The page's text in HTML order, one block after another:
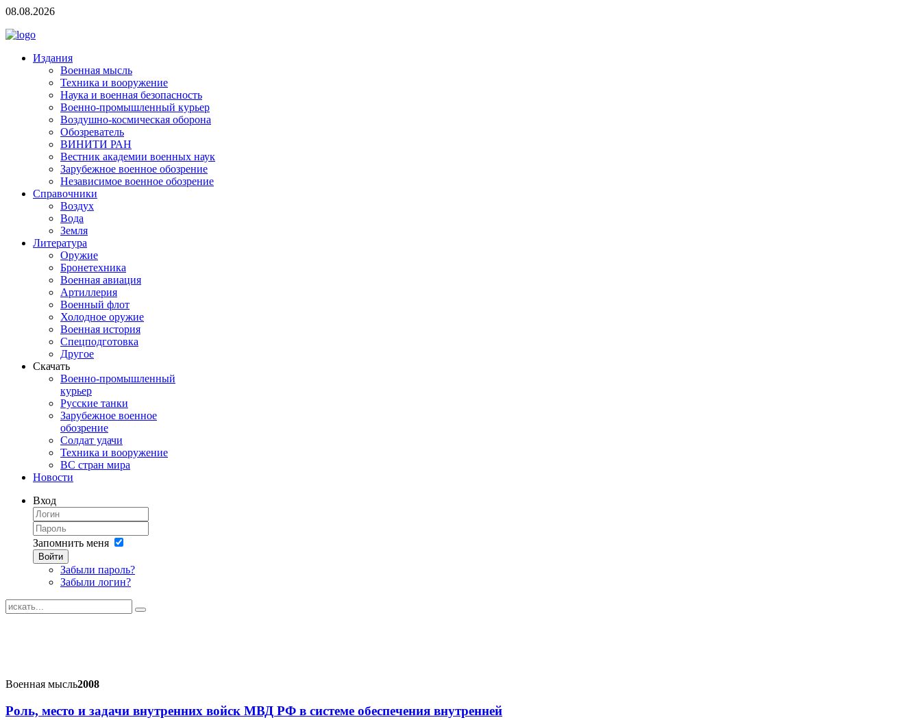
08.08.2026
Издания
Военная мысль
Техника и вооружение
Наука и военная безопасность
Военно-промышленный курьер
Воздушно-космическая оборона
Обозреватель
ВИНИТИ РАН
Вестник академии военных наук
Зарубежное военное обозрение
Независимое военное обозрение
Справочники
Воздух
Вода
Земля
Литература
Оружие
Бронетехника
Военная авиация
Артиллерия
Военный флот
Холодное оружие
Военная история
Спецподготовка
Другое
Скачать
Военно-промышленный
курьер
Русские танки
Зарубежное военное
обозрение
Солдат удачи
Техника и вооружение
ВС стран мира
Новости
Вход
Запомнить меня
Войти
Забыли пароль?
Забыли логин?
Военная мысль2008
Роль, место и задачи внутренних войск МВД РФ в системе обеспечения внутренней